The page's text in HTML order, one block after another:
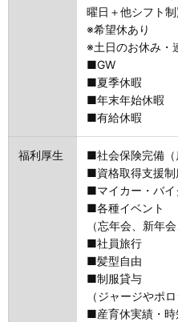
曜日＋他シフト制
※希望休あり
※土日のお休み・
■GW
■夏季休暇
■年末年始休暇
■有給休暇
福利厚生
■社会保険完備（
■資格取得支援制
■マイカー・バ
■各種イベント
（忘年会、新年
■社員旅行
■髪型自由
■制服貸与
（ジャージやポ
■産育休実績・時